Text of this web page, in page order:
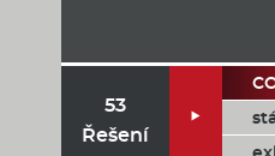
53
Řešení
